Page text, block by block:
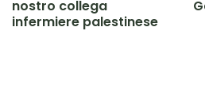
nostro collega
infermiere palestinese